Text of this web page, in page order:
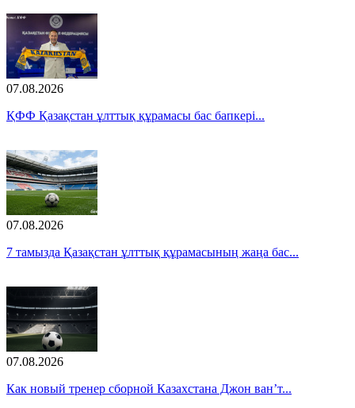
07.08.2026
ҚФФ Қазақстан ұлттық құрамасы бас бапкері...
07.08.2026
7 тамызда Қазақстан ұлттық құрамасының жаңа бас...
07.08.2026
Как новый тренер сборной Казахстана Джон ван’т...